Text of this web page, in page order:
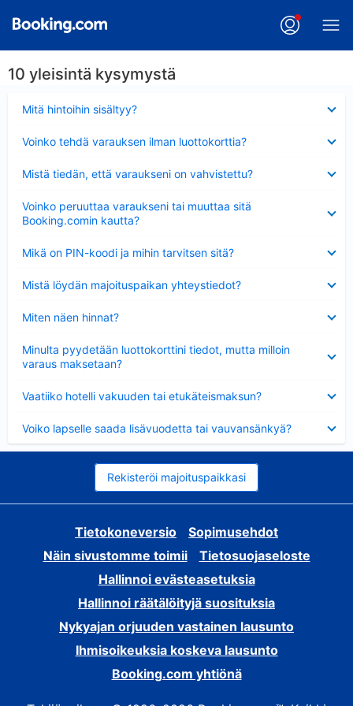
10 yleisintä kysymystä
Mitä hintoihin sisältyy?
Voinko tehdä varauksen ilman luottokorttia?
Mistä tiedän, että varaukseni on vahvistettu?
Voinko peruuttaa varaukseni tai muuttaa sitä
Booking.comin kautta?
Mikä on PIN-koodi ja mihin tarvitsen sitä?
Mistä löydän majoituspaikan yhteystiedot?
Miten näen hinnat?
Minulta pyydetään luottokorttini tiedot, mutta milloin
varaus maksetaan?
Vaatiiko hotelli vakuuden tai etukäteismaksun?
Voiko lapselle saada lisävuodetta tai vauvansänkyä?
Rekisteröi majoituspaikkasi
Tietokoneversio
Sopimusehdot
Näin sivustomme toimii
Tietosuojaseloste
Hallinnoi evästeasetuksia
Hallinnoi räätälöityjä suosituksia
Nykyajan orjuuden vastainen lausunto
Ihmisoikeuksia koskeva lausunto
Booking.com yhtiönä